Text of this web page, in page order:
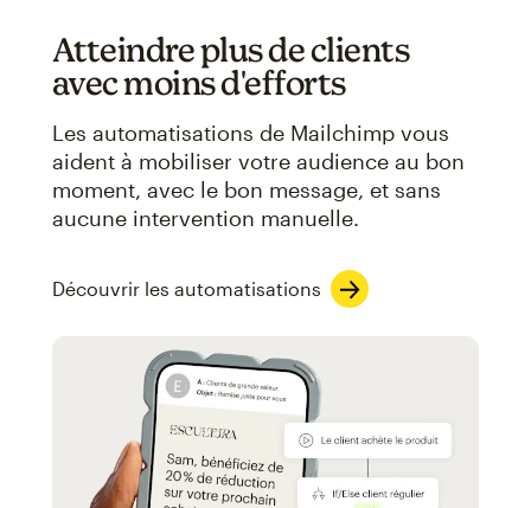
Atteindre plus de clients
avec moins d'efforts
Les automatisations de Mailchimp vous
aident à mobiliser votre audience au bon
moment, avec le bon message, et sans
aucune intervention manuelle.
Découvrir les automatisations